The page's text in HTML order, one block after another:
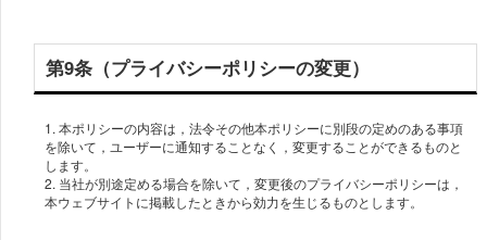
第9条（プライバシーポリシーの変更）
1. 本ポリシーの内容は，法令その他本ポリシーに別段の定めのある事項
を除いて，ユーザーに通知することなく，変更することができるものと
します。
2. 当社が別途定める場合を除いて，変更後のプライバシーポリシーは，
本ウェブサイトに掲載したときから効力を生じるものとします。